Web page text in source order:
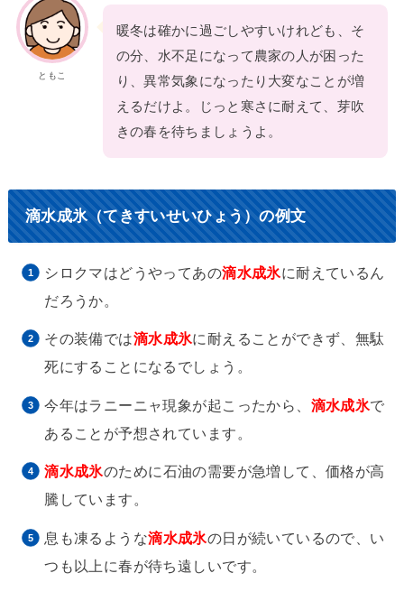
ともこ
暖冬は確かに過ごしやすいけれども、そ
の分、水不足になって農家の人が困った
り、異常気象になったり大変なことが増
えるだけよ。じっと寒さに耐えて、芽吹
きの春を待ちましょうよ。
滴水成氷（てきすいせいひょう）の例文
シロクマはどうやってあの滴水成氷に耐えているん
だろうか。
その装備では滴水成氷に耐えることができず、無駄
死にすることになるでしょう。
今年はラニーニャ現象が起こったから、 滴水成氷で
あることが予想されています。
滴水成氷のために石油の需要が急増して、価格が高
騰しています。
息も凍るような滴水成氷の日が続いているので、い
つも以上に春が待ち遠しいです。